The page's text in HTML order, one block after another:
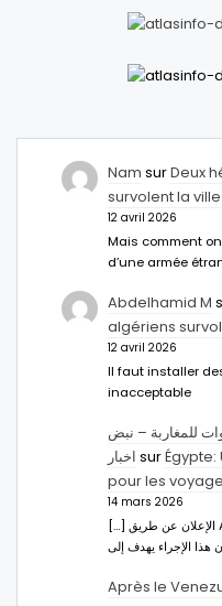
Nam surDeux
survolent la
12 avril 2026
Mais comment
d’une armée
Abdelhamid M
algériens
12 avril 2026
Il faut installer
inacceptable
للمغاربة – نبض
اخبار sur
pour les
14 mars 2026
[…] الإعلان عن طريق Ahmed Abdel-Latifسفير مصر بالرباط.
Après le